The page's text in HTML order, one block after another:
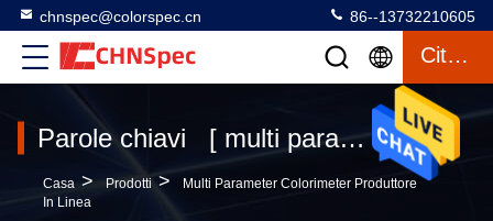
chnspec@colorspec.cn 86--13732210605
Citazione
Parole chiavi [ multi parameter colorimeter ] Partita 20 prodotti
Casa > Prodotti >
Multi Parameter Colorimeter Produttore
In Linea